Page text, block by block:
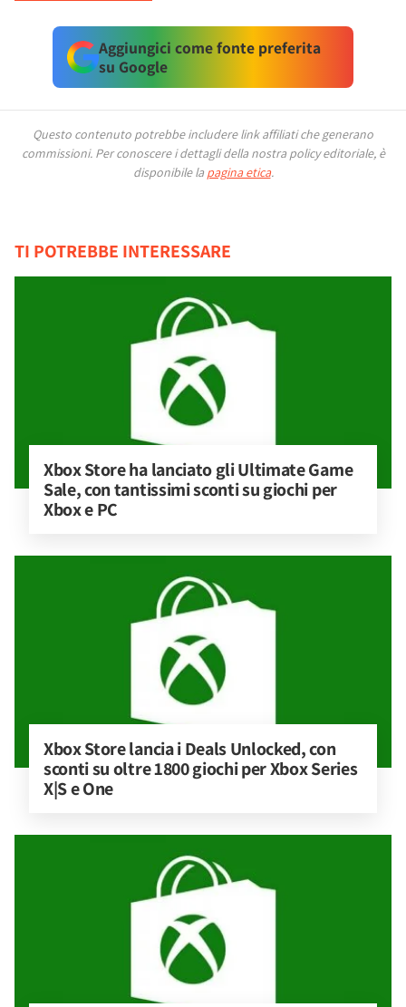
Aggiungici come fonte preferita
su Google
Questo contenuto potrebbe includere link affiliati che generano
commissioni. Per conoscere i dettagli della nostra policy editoriale, è
disponibile la pagina etica.
TI POTREBBE INTERESSARE
Xbox Store ha lanciato gli Ultimate Game
Sale, con tantissimi sconti su giochi per
Xbox e PC
Xbox Store lancia i Deals Unlocked, con
sconti su oltre 1800 giochi per Xbox Series
X|S e One